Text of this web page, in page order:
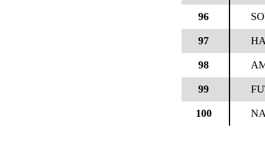
96
97
98
99
100